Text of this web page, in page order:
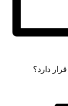
دارد؟